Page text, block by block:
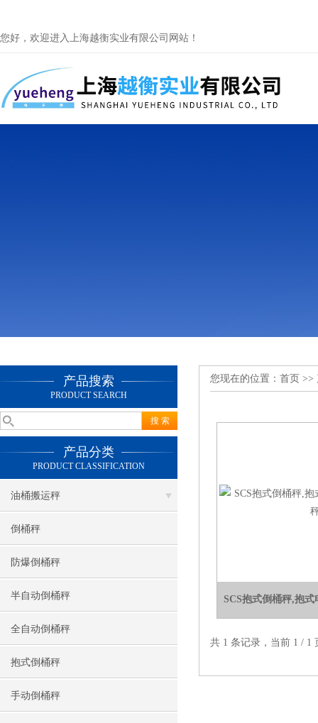
您好，欢迎进入上海越衡实业有限公司网站！
产品搜索
PRODUCT SEARCH
产品分类
PRODUCT CLASSIFICATION
油桶搬运秤
倒桶秤
防爆倒桶秤
半自动倒桶秤
全自动倒桶秤
抱式倒桶秤
手动倒桶秤
您现在的位置： 首页 >>
SCS抱式倒桶秤,抱
共 1 条记录，当前 1 /